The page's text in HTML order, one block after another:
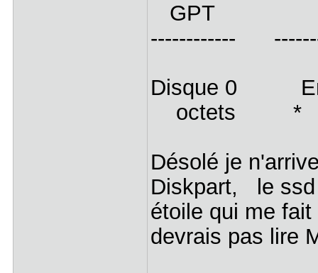
GPT
------------
Disque 0
octets *
Désolé je
Diskpart, le ssd
étoile qui me
devrais pas lire